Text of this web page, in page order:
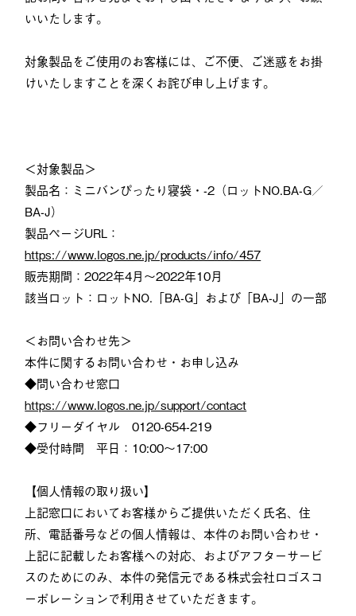
いいたします。
対象製品をご使用のお客様には、ご不便、ご迷惑をお掛
けいたしますことを深くお詫び申し上げます。
＜対象製品＞
製品名：ミニバンぴったり寝袋・-2（ロットNO.BA-G／
BA-J）
製品ページURL：
https://www.logos.ne.jp/products/info/457
販売期間：2022年4月～2022年10月
該当ロット：ロットNO.「BA-G」および「BA-J」の一部
＜お問い合わせ先＞
本件に関するお問い合わせ・お申し込み
◆問い合わせ窓口
https://www.logos.ne.jp/support/contact
◆フリーダイヤル 0120-654-219
◆受付時間 平日：10:00～17:00
【個人情報の取り扱い】
上記窓口においてお客様からご提供いただく氏名、住
所、電話番号などの個人情報は、本件のお問い合わせ・
上記に記載したお客様への対応、およびアフターサービ
スのためにのみ、本件の発信元である株式会社ロゴスコ
ーポレーションで利用させていただきます。